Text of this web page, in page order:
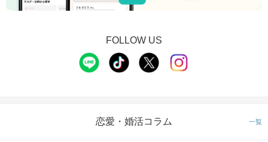
FOLLOW US
恋愛・婚活コラム 一覧